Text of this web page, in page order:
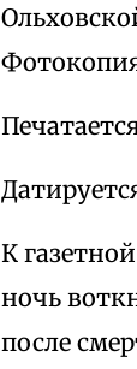
К
ночь
после